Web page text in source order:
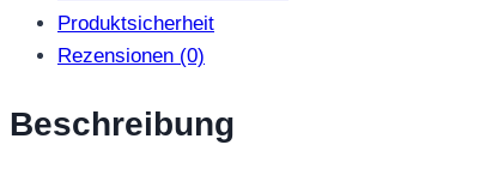
oder
Produktsicherheit
Rezensionen (0)
Beschreibung